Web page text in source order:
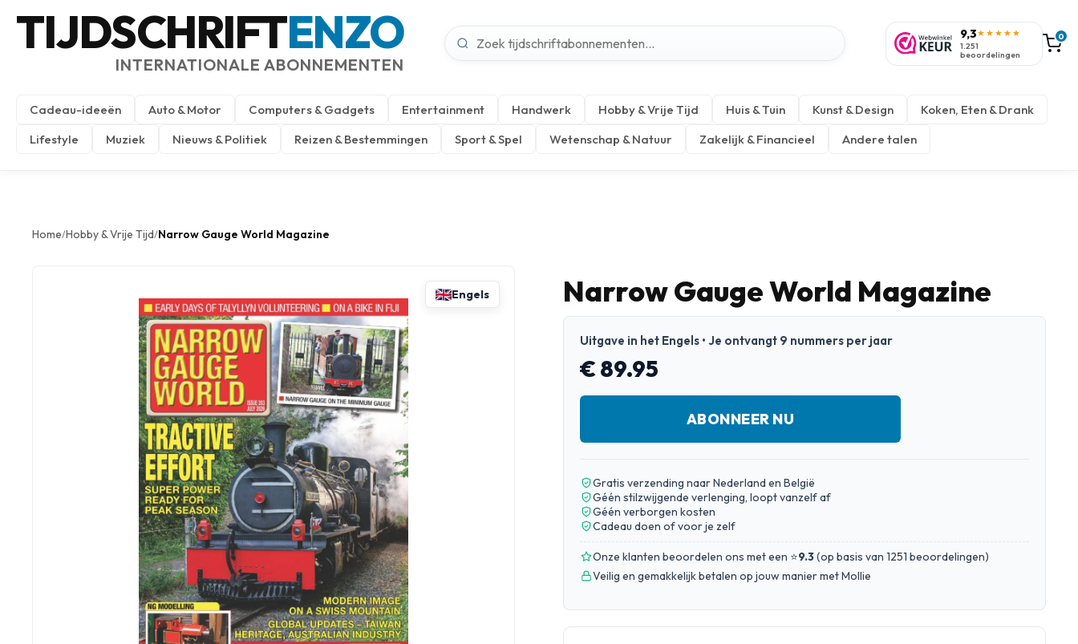
TIJDSCHRIFTENZO
INTERNATIONALE ABONNEMENTEN
9,3★★★★★
1.251
beoordelingen
0
Cadeau-ideeën Auto & Motor Computers & Gadgets Entertainment Handwerk Hobby & Vrije Tijd Huis & Tuin Kunst & Design
Koken, Eten & Drank
Lifestyle
Muziek Nieuws & Politiek Reizen & Bestemmingen Sport & Spel Wetenschap & Natuur Zakelijk & Financieel Andere talen
Home/Hobby & Vrije Tijd/Narrow Gauge World Magazine
Engels Narrow Gauge World Magazine
Uitgave in het Engels • Je ontvangt 9 nummers per jaar
€ 89.95
ABONNEER NU
Gratis verzending naar Nederland en België
Géén stilzwijgende verlenging, loopt vanzelf af
Géén verborgen kosten
Cadeau doen of voor je zelf
Onze klanten beoordelen ons met een ⭐9.3(op basis van 1251 beoordelingen)
Veilig en gemakkelijk betalen op jouw manier met Mollie